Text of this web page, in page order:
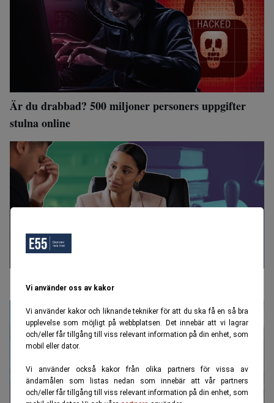
Vi använder oss av kakor
Vi använder kakor och liknande tekniker för att du ska få en så bra
upplevelse som möjligt på webbplatsen. Det innebär att vi lagrar
och/eller får tillgång till viss relevant information på din enhet, som
mobil eller dator.
Vi använder också kakor från olika partners för vissa av
ändamålen som listas nedan som innebär att vår partners
och/eller får tillgång till viss relevant information på din enhet, som
Är du drabbad? 500 miljoner personers uppgifter
stulna online
"Om jag dör, vem ärver då?"